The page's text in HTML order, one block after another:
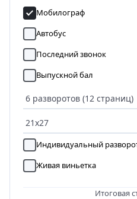
Мобилограф
Автобус
Последний звонок
Выпускной бал
Индивидуальный
Живая виньетка
Итоговая